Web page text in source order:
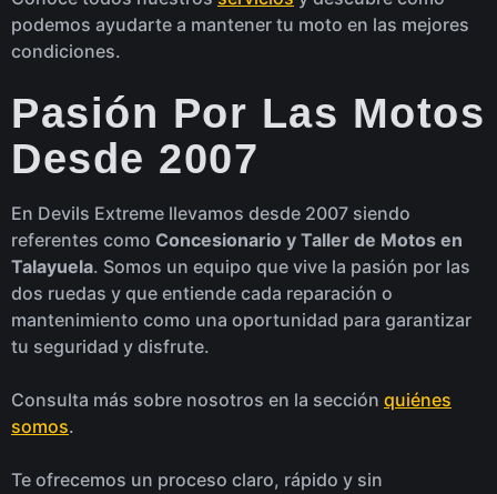
podemos ayudarte a mantener tu moto en las mejores
condiciones.
Pasión Por Las Motos
Desde 2007
En Devils Extreme llevamos desde 2007 siendo
referentes como Concesionario y Taller de Motos en
Talayuela. Somos un equipo que vive la pasión por las
dos ruedas y que entiende cada reparación o
mantenimiento como una oportunidad para garantizar
tu seguridad y disfrute.
Consulta más sobre nosotros en la sección quiénes
somos.
Te ofrecemos un proceso claro, rápido y sin